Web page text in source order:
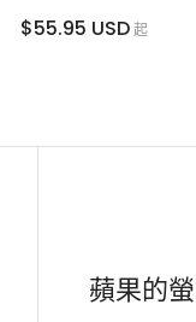
$55.95 USD起
蘋果的